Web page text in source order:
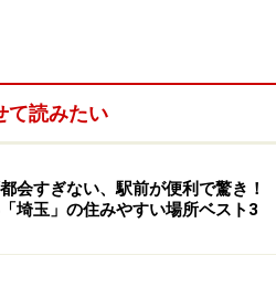
歳の順に来るとは限り
の末であったり、老衰であっ
り……。たとえ覚悟していた場
で呆然とされことでしょう。
て読みたい
会すぎない、駅前が便利で驚き！
埼玉」の住みやすい場所ベスト3